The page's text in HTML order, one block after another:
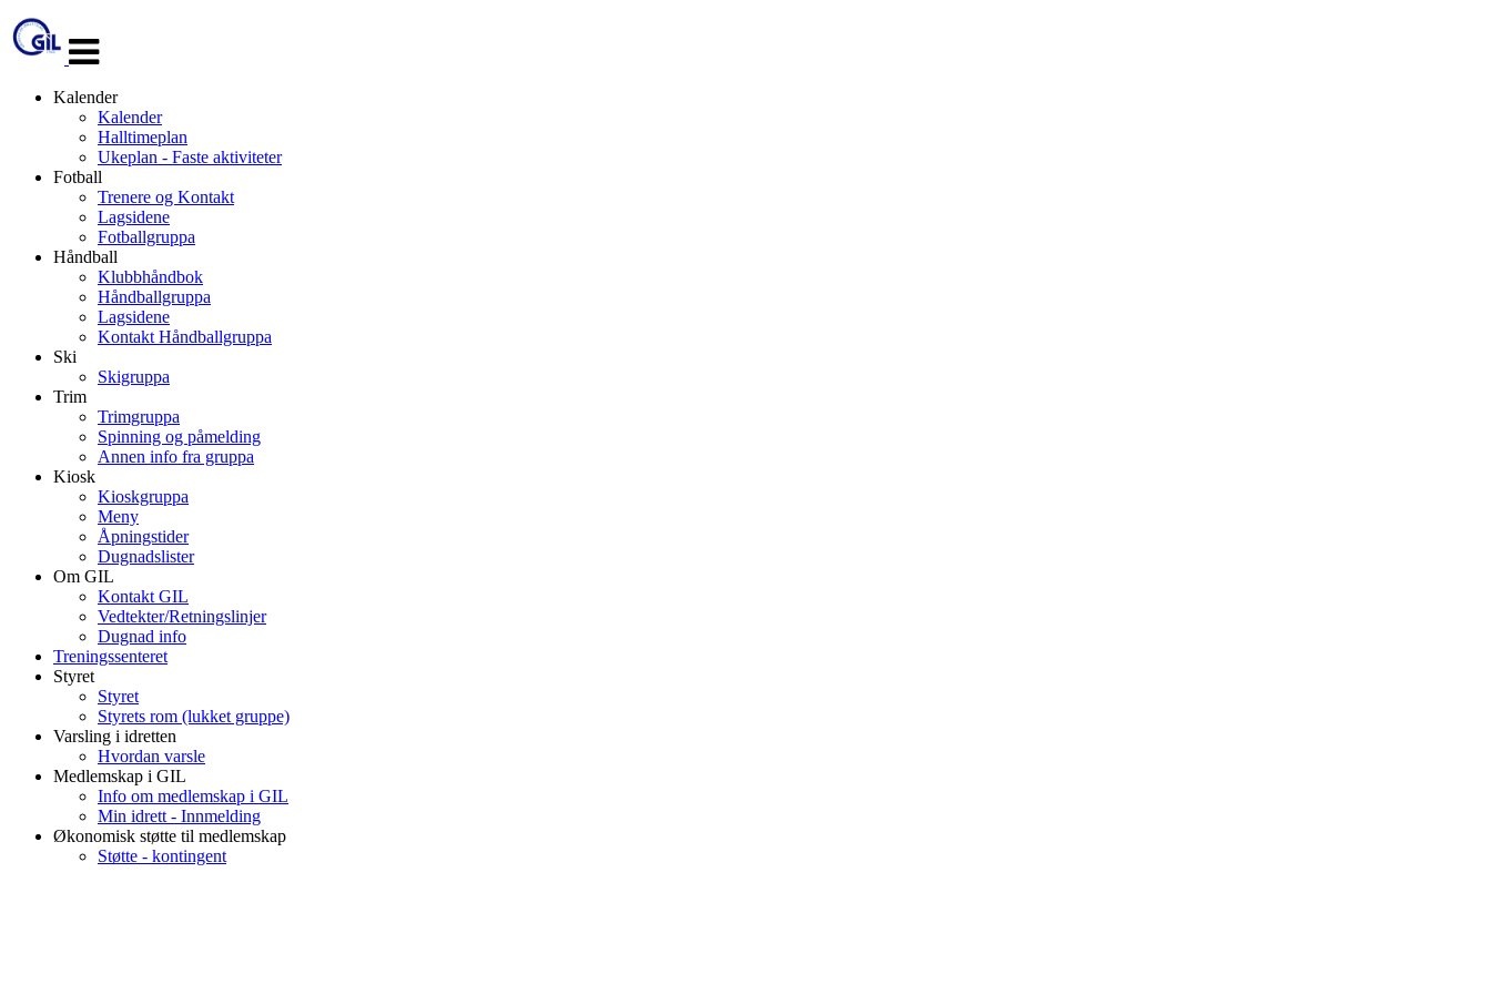
navigasjon
Kalender
Kalender
Halltimeplan
Ukeplan - Faste aktiviteter
Fotball
Trenere og Kontakt
Lagsidene
Fotballgruppa
Håndball
Klubbhåndbok
Håndballgruppa
Lagsidene
Kontakt Håndballgruppa
Ski
Skigruppa
Trim
Trimgruppa
Spinning og påmelding
Annen info fra gruppa
Kiosk
Kioskgruppa
Meny
Åpningstider
Dugnadslister
Om GIL
Kontakt GIL
Vedtekter/Retningslinjer
Dugnad info
Treningssenteret
Styret
Styret
Styrets rom (lukket gruppe)
Varsling i idretten
Hvordan varsle
Medlemskap i GIL
Info om medlemskap i GIL
Min idrett - Innmelding
Økonomisk støtte til medlemskap
Støtte - kontingent